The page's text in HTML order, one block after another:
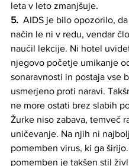
leta v leto zmanjšuje.
5. AIDS je bilo opozorilo,
način le ni v redu, vendar
naučil lekcije. Ni hotel
njegovo početje umikanje
sonaravnosti in postaja vse
usmerjeno proti naravi.
ne more ostati brez slabih
Žurke niso zabava, temveč
uničevanje. Na njih ni najbolj
pomemben virus, ki ga
pomemben je takšen stil